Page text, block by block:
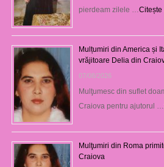
pierdeam zilele … Citește
Mulțumiri din America și
vrăjitoare Delia din
07/08/2026
Mulţumesc din suflet
Craiova pentru ajutorul …
Mulţumiri din Roma
Craiova